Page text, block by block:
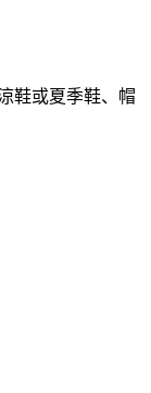
鞋或夏季鞋、帽